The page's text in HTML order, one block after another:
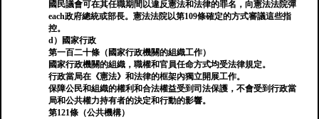
國民議會可在其任職期間以違反憲法和法律的罪名，向憲法法院彈
each政府總統或部長。憲法法院以第109條確定的方式審議這些指
控。
d）國家行政
第一百二十條（國家行政機關的組織工作）
國家行政機關的組織，職權和官員任命方式均受法律規定。
行政當局在《憲法》和法律的框架內獨立開展工作。
保障公民和組織的權利和合法權益受到司法保護，不會受到行政當
局和公共權力持有者的決定和行動的影響。
第121條（公共機構）